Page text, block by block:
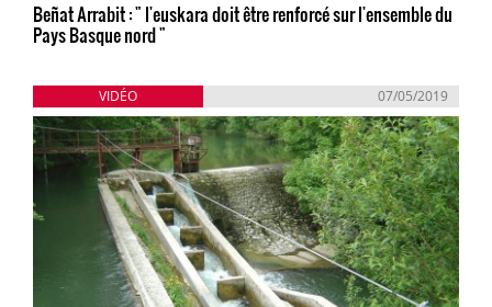
Beñat Arrabit : " l'euskara doit être renforcé sur l'ensemble du
Pays Basque nord "
VIDÉO 07/05/2019